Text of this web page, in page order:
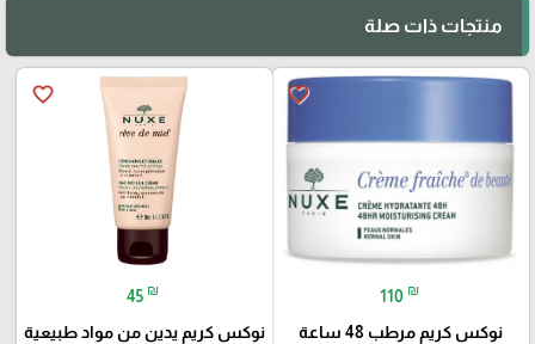
منتجات ذات صلة
favorite_border
110 ₪
نوكس كريم مرطب 48 ساعة
favorite_border
45 ₪
نوكس كريم يدين من مواد طبيعية